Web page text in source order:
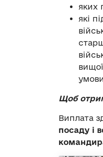
яких
які
Щоб
Виплата
посаду і